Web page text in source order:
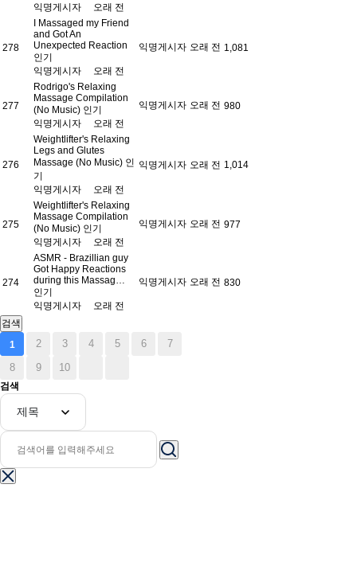
익명게시자 오래 전
278
I Massaged my Friend
and Got An
Unexpected Reaction
인기
익명게시자 오래 전
익명게시자 오래 전 1,081
277
Rodrigo's Relaxing
Massage Compilation
(No Music) 인기
익명게시자 오래 전
익명게시자 오래 전 980
276
Weightlifter's Relaxing
Legs and Glutes
Massage (No Music) 인
기
익명게시자 오래 전
익명게시자 오래 전 1,014
275
Weightlifter's Relaxing
Massage Compilation
(No Music) 인기
익명게시자 오래 전
익명게시자 오래 전 977
274
ASMR - Brazillian guy
Got Happy Reactions
during this Massag…
인기
익명게시자 오래 전
익명게시자 오래 전 830
검색
1
2 3 4 5 6
7
8
9 10
검색